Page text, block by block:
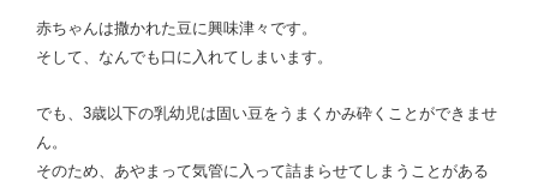
赤ちゃんは撒かれた豆に興味津々です。
そして、なんでも口に入れてしまいます。
でも、3歳以下の乳幼児は固い豆をうまくかみ砕くことができませ
ん。
そのため、あやまって気管に入って詰まらせてしまうことがある